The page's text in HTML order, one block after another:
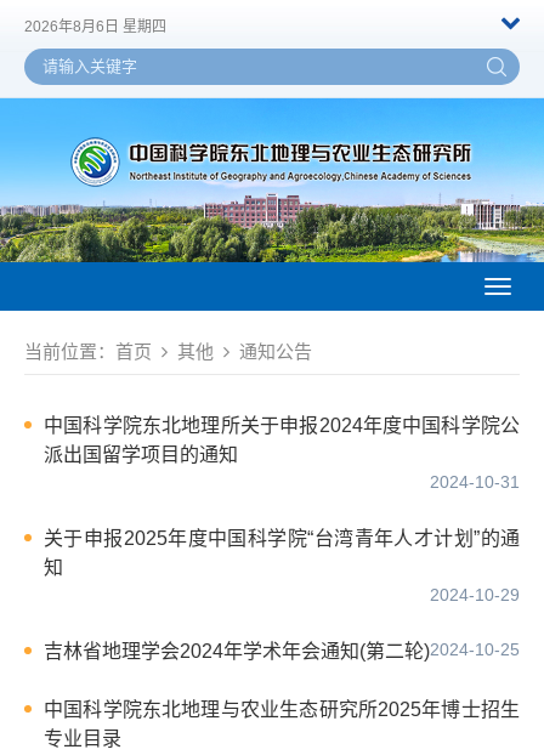
2026年8月6日 星期四
当前位置： 首页 其他 通知公告
中国科学院东北地理所关于申报2024年度中国科学院公
派出国留学项目的通知
2024-10-31
关于申报2025年度中国科学院“台湾青年人才计划”的通
知
2024-10-29
吉林省地理学会2024年学术年会通知(第二轮)2024-10-25
中国科学院东北地理与农业生态研究所2025年博士招生
专业目录